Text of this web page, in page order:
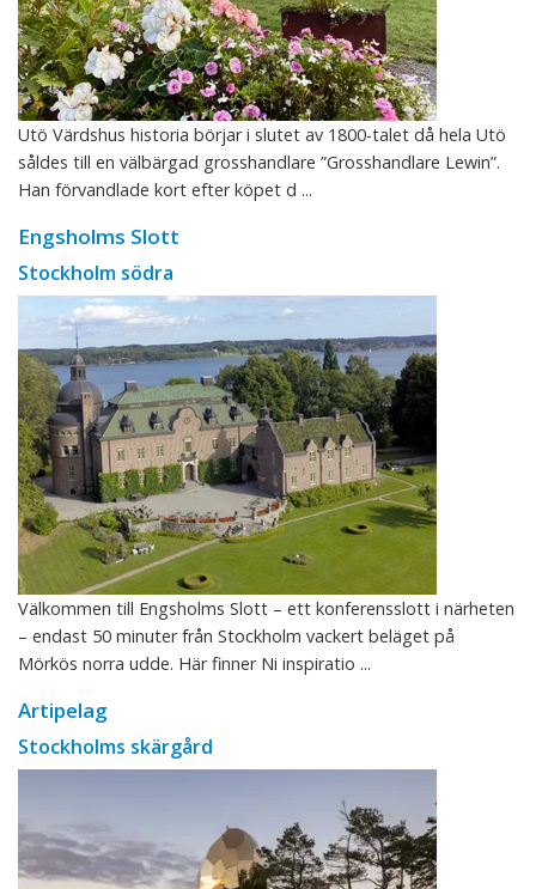
Utö Värdshus historia börjar i slutet av 1800-talet då hela Utö
såldes till en välbärgad grosshandlare ”Grosshandlare Lewin”.
Han förvandlade kort efter köpet d ...
Engsholms Slott
Stockholm södra
Välkommen till Engsholms Slott – ett konferensslott i närheten
– endast 50 minuter från Stockholm vackert beläget på
Mörkös norra udde. Här finner Ni inspiratio ...
Artipelag
Stockholms skärgård